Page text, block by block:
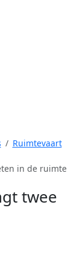
Ruimtevaart
in de ruimte
twee